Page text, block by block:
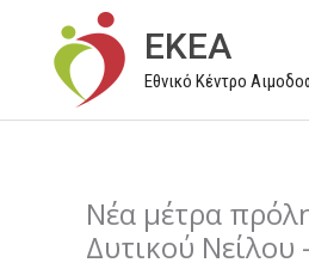
περιεχόμενο
EKEA
Εθνικό Κέντρο
Νέα μέτρα
Δυτικού